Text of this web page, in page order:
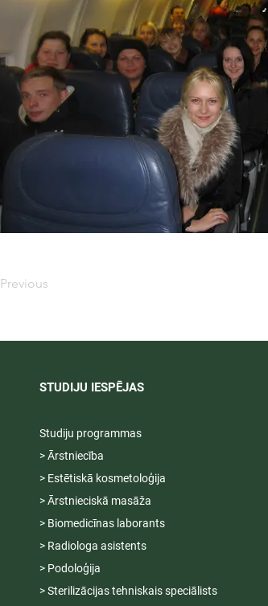
Previous
STUDIJU IESPĒJAS
Studiju programmas
> Ārstniecība
> Estētiskā kosmetoloģija
> Ārstnieciskā masāža
> Biomedicīnas laborants
> Radiologa asistents
> Podoloģija
> Sterilizācijas tehniskais speciālists